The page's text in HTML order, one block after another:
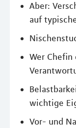
Aber:
auf
Wer Chefin
wichtige
Vor- und